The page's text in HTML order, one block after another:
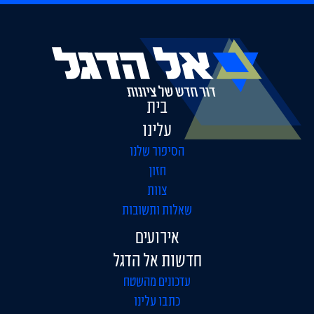
בית
עלינו
הסיפור שלנו
חזון
צוות
שאלות ותשובות
אירועים
חדשות אל הדגל
עדכונים מהשטח
כתבו עלינו